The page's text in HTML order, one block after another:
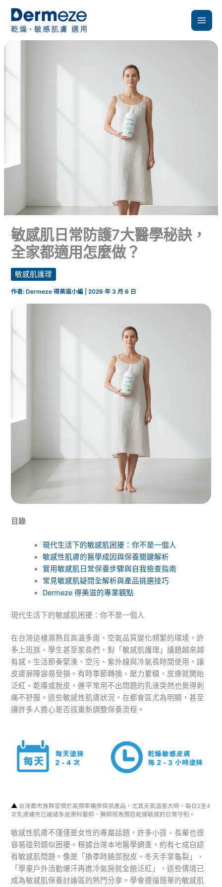
敏感肌日常防護7大醫學秘訣，
全家都適用怎麼做？
敏感肌護理
作者: Dermeze 得美滋小編 |2026 年 3 月 6 日
目錄
現代生活下的敏感肌困擾：你不是一個人
敏感性肌膚的醫學成因與保養關鍵解析
實用敏感肌日常保養步驟與自我檢查指南
常見敏感肌疑問全解析與產品挑選技巧
Dermeze 得美滋的專業觀點
現代生活下的敏感肌困擾：你不是一個人
在台灣這樣濕熱且高溫多雨、空氣品質變化頻繁的環境，許
多上班族、學生甚至家長們，對「敏感肌護理」議題越來越
有感。生活節奏緊湊，空污、紫外線與冷氣長時間使用，讓
皮膚屏障容易受損。有時季節轉換、壓力累積，皮膚就開始
泛紅、乾癢或脫皮，連平常用不出問題的乳液突然也覺得刺
痛不舒服。這些敏感性肌膚狀況，在都會區尤為明顯，甚至
讓許多人擔心是否該重新調整保養流程。
▲ 台灣都市族群習慣於高頻率補擦保濕產品，尤其天氣溫差大時，每日2至4
次乳液補充已被諸多皮膚科醫師、藥師視為預防乾燥敏感的日常守則。
敏感性肌膚不僅僅是女性的專屬話題，許多小孩、長輩也很
容易碰到類似困擾。根據台灣本地醫學調查，約有七成自認
有敏感肌問題。像是「換季時臉部脫皮、冬天手掌龜裂」、
「學童戶外活動爆汗再進冷氣房就全臉泛紅」，這些情境已
成為敏感肌保養討論區的熱門分享。學會遵循簡單的敏感肌